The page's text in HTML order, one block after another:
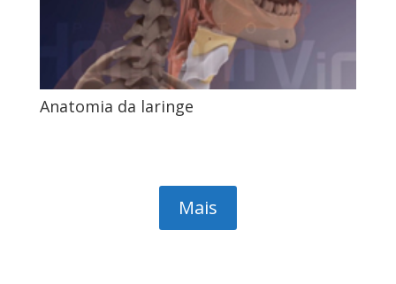
Anatomia da laringe
Mais